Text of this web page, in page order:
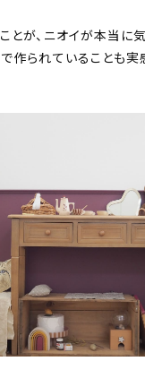
とが、ニオイが本当に
作られていることも実